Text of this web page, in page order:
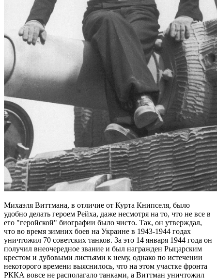
Михаэля Виттмана, в отличие от Курта Книпселя, было
удобно делать героем Рейха, даже несмотря на то, что не все в
его "геройской" биографии было чисто. Так, он утверждал,
что во время зимних боев на Украине в 1943-1944 годах
уничтожил 70 советских танков. За это 14 января 1944 года он
получил внеочередное звание и был награжден Рыцарским
крестом и дубовыми листьями к нему, однако по истечении
некоторого времени выяснилось, что на этом участке фронта
РККА вовсе не располагало танками, а Виттман уничтожил